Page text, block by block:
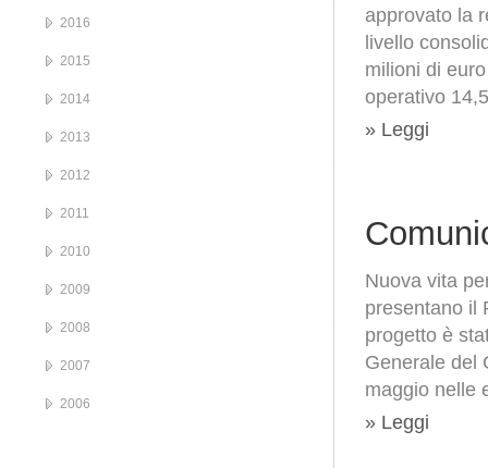
approvato la
livello
milioni di
operativo
» Leggi
Nuova vita
presentano il
progetto è
Generale del
maggio nelle
» Leggi
2016
2015
2014
2013
2012
2011
2010
2009
2008
2007
2006